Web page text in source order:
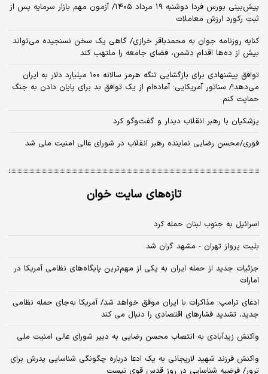
​پیش‌بینی بورس فردا دوشنبه ۱۹ مرداد ۱۴۰۵/ آزمون مهم بازار سرمایه پس از
ثبت رکورد ارزش معاملات
کنایه روزنامه جوان به محمدباقر خرازی/ گاهی یک سخن نسنجیده می‌تواند
بیش از ده‌ها اقدام دشمن، فضای جامعه را ملتهب کند
توافق پیشنهادی برای بازگشایی تنگه هرمز سالانه ۱۰۰ میلیارد دلار به ایران
می‌دهد!/ سناتور آمریکایی: آماده‌ام از یک توافق بد برای پایان دادن به جنگ
حمایت کنم
پزشکیان با رهبر انقلاب دیدار و گفت‌وگو کرد
فوری/محسن رضایی نماینده رهبر انقلاب در شورای عالی امنیت ملی شد
تازه‌های سایت خوان
اسرائیل به جنوب لبنان حمله کرد
بلیت پرواز تهران - مشهد گران شد
جزئیات جدید از حمله ایران به یکی از مهم‌ترین پایگاه‌های نظامی آمریکا در
امارات
ادعای ترامپ: مذاکرات با ایران موفق خواهد شد/ آمریکا به‌جای حمله نظامی
جدید، تشدید فشارهای اقتصادی را دنبال می کند
واکنش زیدآبادی به انتصاب محسن رضایی به دبیر شورای عالی امنیت ملی
واکنش فرزند شهید لاریجانی به یک ادعا درباره چگونگی شناسایی پدرش برای
ترور/ فرضیه شناسایی در روز قدس قوی نیست